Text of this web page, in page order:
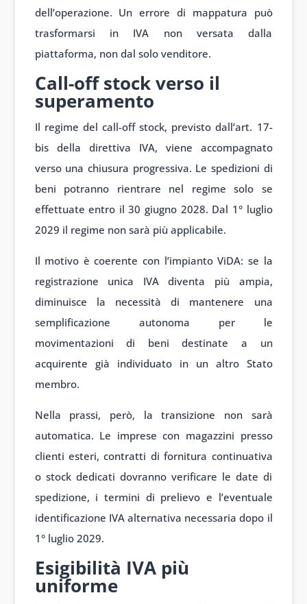
dell’operazione. Un errore di mappatura può
trasformarsi in IVA non versata dalla
piattaforma, non dal solo venditore.
Call-off stock verso il
superamento
Il regime del call-off stock, previsto dall’art. 17-
bis della direttiva IVA, viene accompagnato
verso una chiusura progressiva. Le spedizioni di
beni potranno rientrare nel regime solo se
effettuate entro il 30 giugno 2028. Dal 1° luglio
2029 il regime non sarà più applicabile.
Il motivo è coerente con l’impianto ViDA: se la
registrazione unica IVA diventa più ampia,
diminuisce la necessità di mantenere una
semplificazione autonoma per le
movimentazioni di beni destinate a un
acquirente già individuato in un altro Stato
membro.
Nella prassi, però, la transizione non sarà
automatica. Le imprese con magazzini presso
clienti esteri, contratti di fornitura continuativa
o stock dedicati dovranno verificare le date di
spedizione, i termini di prelievo e l’eventuale
identificazione IVA alternativa necessaria dopo il
1° luglio 2029.
Esigibilità IVA più
uniforme